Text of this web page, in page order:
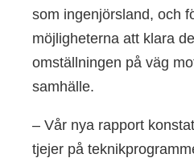
som ingenjörsland, och
möjligheterna att klara
omställningen på väg
samhälle.
– Vår nya rapport
tjejer på